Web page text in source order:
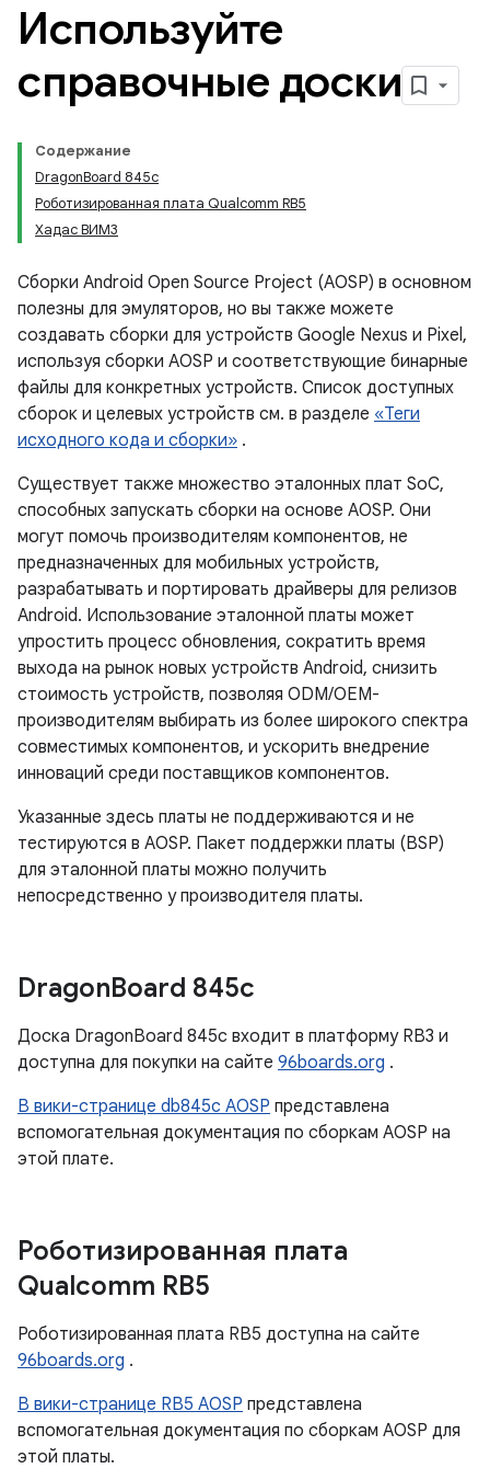
Используйте
справочные доски
Содержание
DragonBoard 845c
Роботизированная плата Qualcomm RB5
Хадас ВИМ3
Сборки Android Open Source Project (AOSP) в основном
полезны для эмуляторов, но вы также можете
создавать сборки для устройств Google Nexus и Pixel,
используя сборки AOSP и соответствующие бинарные
файлы для конкретных устройств. Список доступных
сборок и целевых устройств см. в разделе «Теги
исходного кода и сборки» .
Существует также множество эталонных плат SoC,
способных запускать сборки на основе AOSP. Они
могут помочь производителям компонентов, не
предназначенных для мобильных устройств,
разрабатывать и портировать драйверы для релизов
Android. Использование эталонной платы может
упростить процесс обновления, сократить время
выхода на рынок новых устройств Android, снизить
стоимость устройств, позволяя ODM/OEM-
производителям выбирать из более широкого спектра
совместимых компонентов, и ускорить внедрение
инноваций среди поставщиков компонентов.
Указанные здесь платы не поддерживаются и не
тестируются в AOSP. Пакет поддержки платы (BSP)
для эталонной платы можно получить
непосредственно у производителя платы.
DragonBoard 845c
Доска DragonBoard 845c входит в платформу RB3 и
доступна для покупки на сайте 96boards.org .
В вики-странице db845c AOSP представлена ​​
вспомогательная документация по сборкам AOSP на
этой плате.
Роботизированная плата
Qualcomm RB5
Роботизированная плата RB5 доступна на сайте
96boards.org .
В вики-странице RB5 AOSP представлена ​​
вспомогательная документация по сборкам AOSP для
этой платы.